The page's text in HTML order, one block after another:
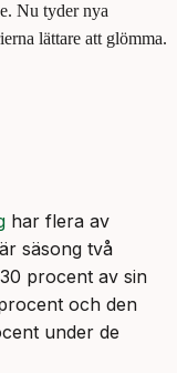
Nu tyder nya
lättare att glömma.
har flera av
säsong två
procent av sin
och den
under de